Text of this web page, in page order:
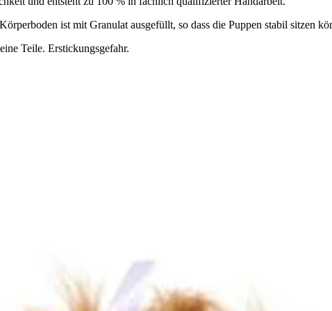
ist mit Granulat ausgefüllt, so dass die Puppen stabil sitzen
Teile. Erstickungsgefahr.